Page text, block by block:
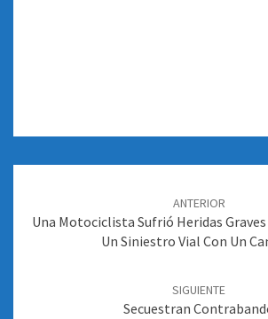
entradas
ANTERIOR
Una Motociclista Sufrió Heridas
Un Siniestro Vial Con Un
SIGUIENTE
Secuestran